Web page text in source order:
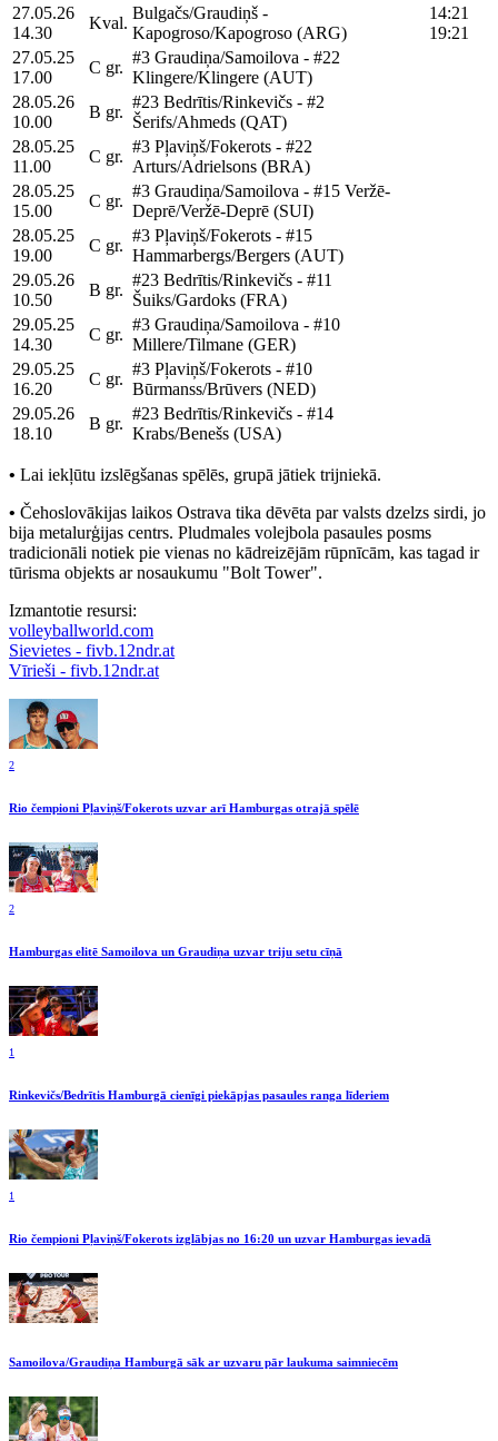
27.05.26
14.30
Kval.
Bulgačs/Graudiņš -
Kapogroso/Kapogroso (ARG)
14:21
19:21
27.05.25
17.00
C gr.
#3 Graudiņa/Samoilova - #22
Klingere/Klingere (AUT)
28.05.26
10.00
B gr.
#23 Bedrītis/Rinkevičs - #2
Šerifs/Ahmeds (QAT)
28.05.25
11.00
C gr.
#3 Pļaviņš/Fokerots - #22
Arturs/Adrielsons (BRA)
28.05.25
15.00
C gr.
#3 Graudiņa/Samoilova - #15 Veržē-
Deprē/Veržē-Deprē (SUI)
28.05.25
19.00
C gr.
#3 Pļaviņš/Fokerots - #15
Hammarbergs/Bergers (AUT)
29.05.26
10.50
B gr.
#23 Bedrītis/Rinkevičs - #11
Šuiks/Gardoks (FRA)
29.05.25
14.30
C gr.
#3 Graudiņa/Samoilova - #10
Millere/Tilmane (GER)
29.05.25
16.20
C gr.
#3 Pļaviņš/Fokerots - #10
Būrmanss/Brūvers (NED)
29.05.26
18.10
B gr.
#23 Bedrītis/Rinkevičs - #14
Krabs/Benešs (USA)
• Lai iekļūtu izslēgšanas spēlēs, grupā jātiek trijniekā.
• Čehoslovākijas laikos Ostrava tika dēvēta par valsts dzelzs sirdi, jo
bija metalurģijas centrs. Pludmales volejbola pasaules posms
tradicionāli notiek pie vienas no kādreizējām rūpnīcām, kas tagad ir
tūrisma objekts ar nosaukumu "Bolt Tower".
Izmantotie resursi:
volleyballworld.com
Sievietes - fivb.12ndr.at
Vīrieši - fivb.12ndr.at
2
Rio čempioni Pļaviņš/Fokerots uzvar arī Hamburgas otrajā spēlē
2
Hamburgas elitē Samoilova un Graudiņa uzvar triju setu cīņā
1
Rinkevičs/Bedrītis Hamburgā cienīgi piekāpjas pasaules ranga līderiem
1
Rio čempioni Pļaviņš/Fokerots izglābjas no 16:20 un uzvar Hamburgas ievadā
Samoilova/Graudiņa Hamburgā sāk ar uzvaru pār laukuma saimniecēm